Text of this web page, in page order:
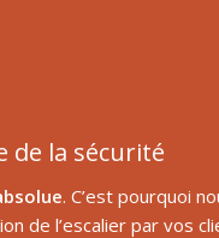
de la sécurité
. C’est pourquoi
de l’escalier par vos